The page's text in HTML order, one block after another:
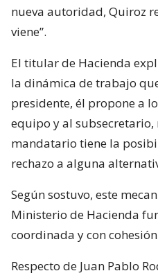
nueva autoridad, Quiroz
viene”.
El titular de Hacienda
la dinámica de trabajo
presidente, él propone a
equipo y al subsecretario,
mandatario tiene la
rechazo a alguna
Según sostuvo, este
Ministerio de Hacienda
coordinada y con
Respecto de Juan Pablo